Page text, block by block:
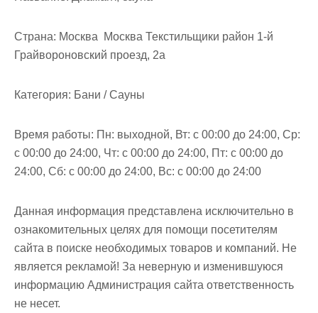
Страна: Москва Москва Текстильщики район 1-й
Грайвороновский проезд, 2а
Категория: Бани / Сауны
Время работы: Пн: выходной, Вт: с 00:00 до 24:00, Ср:
с 00:00 до 24:00, Чт: с 00:00 до 24:00, Пт: с 00:00 до
24:00, Сб: с 00:00 до 24:00, Вс: с 00:00 до 24:00
Данная информация представлена исключительно в
ознакомительных целях для помощи посетителям
сайта в поиске необходимых товаров и компаний. Не
является рекламой! За неверную и изменившуюся
информацию Администрация сайта ответственность
не несет.